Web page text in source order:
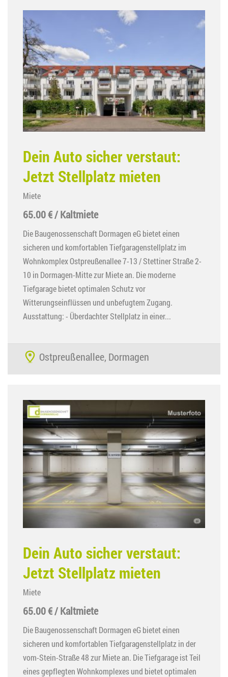
Dein Auto sicher verstaut:
Jetzt Stellplatz mieten
Miete
65.00 € / Kaltmiete
Die Baugenossenschaft Dormagen eG bietet einen
sicheren und komfortablen Tiefgaragenstellplatz im
Wohnkomplex Ostpreußenallee 7-13 / Stettiner Straße 2-
10 in Dormagen-Mitte zur Miete an. Die moderne
Tiefgarage bietet optimalen Schutz vor
Witterungseinflüssen und unbefugtem Zugang.
Ausstattung: - Überdachter Stellplatz in einer...
Ostpreußenallee, Dormagen
Dein Auto sicher verstaut:
Jetzt Stellplatz mieten
Miete
65.00 € / Kaltmiete
Die Baugenossenschaft Dormagen eG bietet einen
sicheren und komfortablen Tiefgaragenstellplatz in der
vom-Stein-Straße 48 zur Miete an. Die Tiefgarage ist Teil
eines gepflegten Wohnkomplexes und bietet optimalen